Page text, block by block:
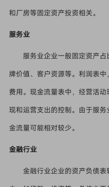
和厂房等固定资产投资相关。
服务业
服务业企业一般固定资产
牌价值、客户资源等。利润表
费用。现金流量表中，经营活
现和运营支出的控制。由于服
金流量可能相对较少。
金融行业
金融行业企业的资产负债